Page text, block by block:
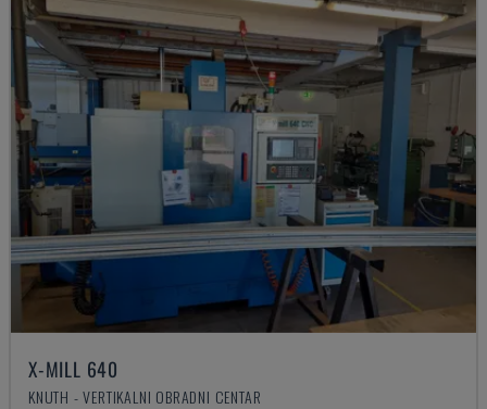
X-MILL 640
KNUTH - VERTIKALNI OBRADNI CENTAR